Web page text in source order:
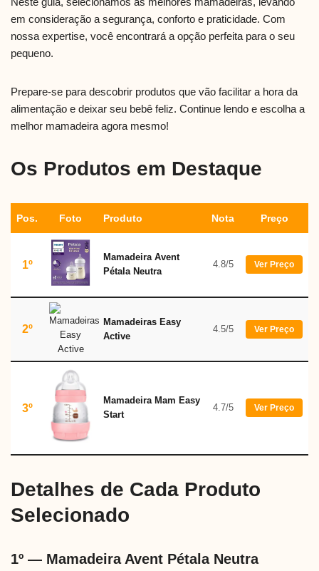
em consideração a segurança, conforto e praticidade. Com
nossa expertise, você encontrará a opção perfeita para o seu
pequeno.
Prepare-se para descobrir produtos que vão facilitar a hora da
alimentação e deixar seu bebê feliz. Continue lendo e escolha a
melhor mamadeira agora mesmo!
Os Produtos em Destaque
Pos. Foto Produto Nota Preço
1º
Mamadeira Avent
Pétala Neutra
4.8/5 Ver Preço
2º
Mamadeiras Easy
Active
4.5/5 Ver Preço
3º
Mamadeira Mam Easy
Start
4.7/5 Ver Preço
Detalhes de Cada Produto
Selecionado
1º — Mamadeira Avent Pétala Neutra